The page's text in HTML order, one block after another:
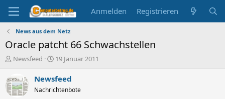
Anmelden Registrieren
News aus dem Netz
Oracle patcht 66 Schwachstellen
E
s
t
e
Newsfeed
E
s
t
e
19 Januar 2011
Newsfeed
Nachrichtenbote